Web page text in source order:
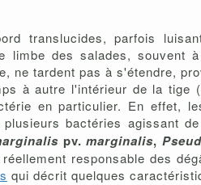
translucides, parfois
limbe des salades, souvent
ne tardent pas à s'étendre,
à autre l'intérieur de la tige
en particulier. En effet,
plusieurs bactéries agissant
pv.marginalis,
responsable des
qui décrit quelques